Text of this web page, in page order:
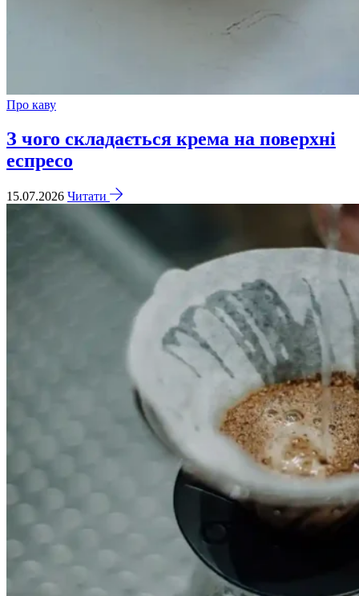
Про каву
З чого складається крема на поверхні
еспресо
15.07.2026 Читати